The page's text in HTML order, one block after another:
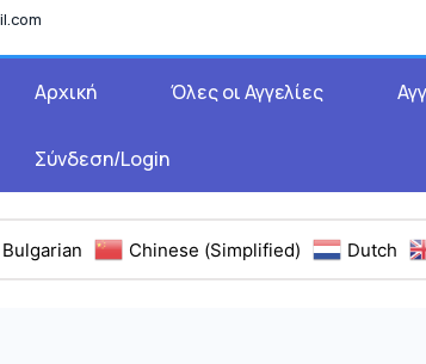
Αρχική Όλες οι Αγγελίες
Σύνδεση/Login
Bulgarian Chinese (Simplified) Dutch